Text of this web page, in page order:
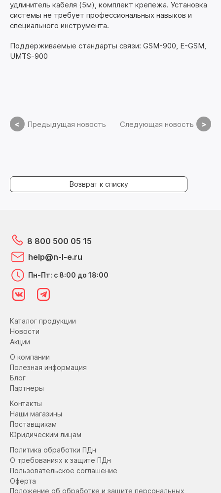
удлинитель кабеля (5м), комплект крепежа. Установка
системы не требует профессиональных навыков и
специального инструмента.
Поддерживаемые стандарты связи: GSM-900, E-GSM,
UMTS-900
< Предыдущая новость Следующая новость >
Возврат к списку
Каталог продукции
Новости
Акции
О компании
Полезная информация
Блог
Партнеры
Контакты
Наши магазины
Поставщикам
Юридическим лицам
Политика обработки ПДн
О требованиях к защите ПДн
Пользовательское соглашение
Оферта
Положение об обработке и защите персональных
8 800 500 05 15
help@n-l-e.ru
Пн-Пт: с 8:00 до 18:00